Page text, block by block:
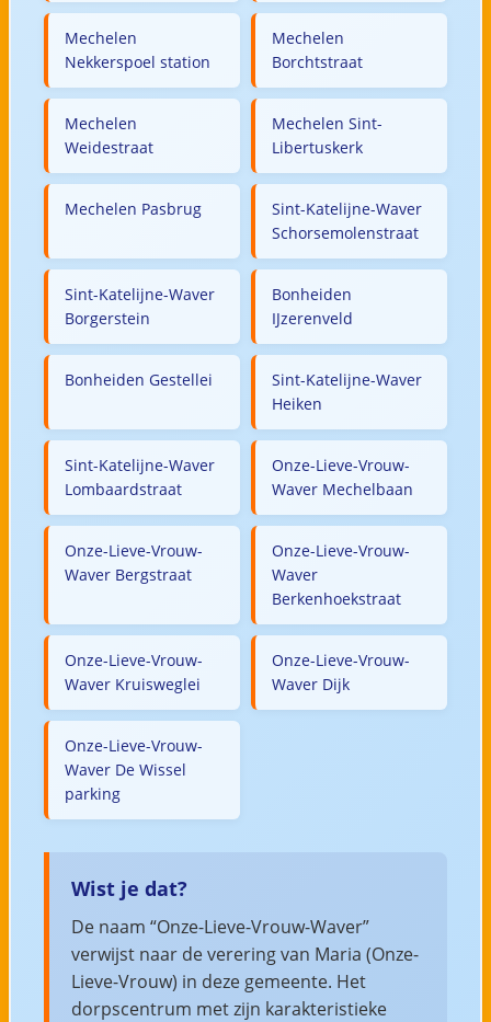
Mechelen
Nekkerspoel station
Mechelen
Borchtstraat
Mechelen
Weidestraat
Mechelen Sint-
Libertuskerk
Mechelen Pasbrug
Sint-Katelijne-Waver
Schorsemolenstraat
Sint-Katelijne-Waver
Borgerstein
Bonheiden
IJzerenveld
Bonheiden Gestellei
Sint-Katelijne-Waver
Heiken
Sint-Katelijne-Waver
Lombaardstraat
Onze-Lieve-Vrouw-
Waver Mechelbaan
Onze-Lieve-Vrouw-
Waver Bergstraat
Onze-Lieve-Vrouw-
Waver
Berkenhoekstraat
Onze-Lieve-Vrouw-
Waver Kruisweglei
Onze-Lieve-Vrouw-
Waver Dijk
Onze-Lieve-Vrouw-
Waver De Wissel
parking
Wist je dat?
De naam “Onze-Lieve-Vrouw-Waver”
verwijst naar de verering van Maria (Onze-
Lieve-Vrouw) in deze gemeente. Het
dorpscentrum met zijn karakteristieke